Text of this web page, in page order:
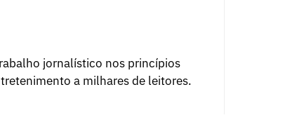
jornalístico nos princípios
a milhares de leitores.